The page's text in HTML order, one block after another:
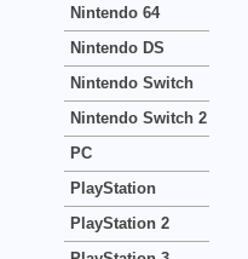
Nintendo 64
Nintendo DS
Nintendo Switch
Nintendo Switch 2
PC
PlayStation
PlayStation 2